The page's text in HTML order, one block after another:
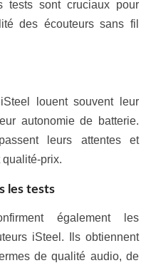
tests sont cruciaux pour
des écouteurs sans fil
louent souvent leur
autonomie de batterie.
leurs attentes et
prix.
les tests
également les
iSteel. Ils obtiennent
de qualité audio, de